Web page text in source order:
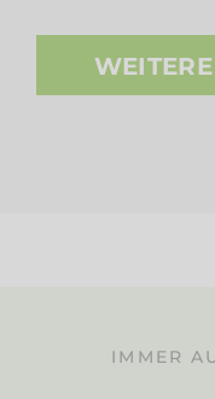
IMMER